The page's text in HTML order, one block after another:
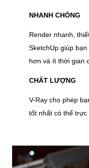
NHANH CHÓNG
Render nhanh,
SketchUp giúp
hơn và ít thời gian
CHẤT LƯỢNG
V-Ray cho phép
tốt nhất có thể trực